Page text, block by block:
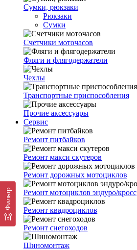
Сумки, рюкзаки
Рюкзаки
Сумки
Счетчики моточасов
Фляги и флягодержатели
Чехлы
Транспортные приспособления
Прочие аксессуары
Сервис
Ремонт питбайков
Ремонт макси скутеров
Ремонт дорожных мотоциклов
Ремонт мотоциклов эндуро/кросс
Ремонт квадроциклов
Ремонт снегоходов
Шиномонтаж
Фильтр